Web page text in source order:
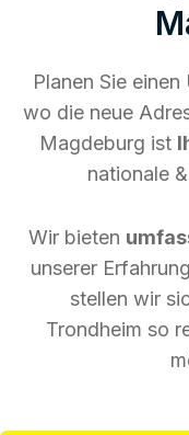
Planen Sie
wo die neue
Magdeburg ist
nationale
Wir bieten
unserer
stellen wir
Trondheim so